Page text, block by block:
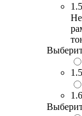
1.5
Не
1.6